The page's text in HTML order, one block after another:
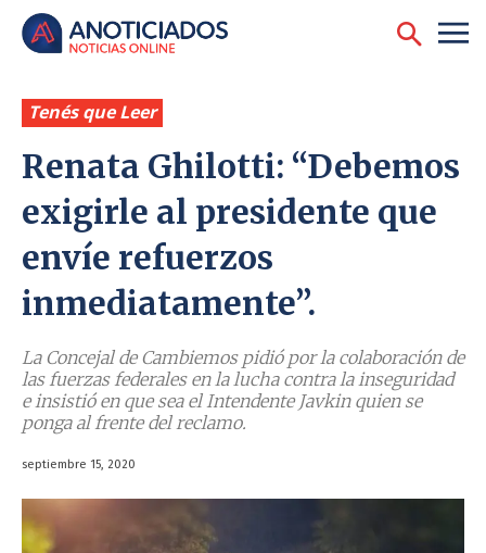
Tenés que Leer
Renata Ghilotti: “Debemos
exigirle al presidente que
envíe refuerzos
inmediatamente”.
La Concejal de Cambiemos pidió por la colaboración de
las fuerzas federales en la lucha contra la inseguridad
e insistió en que sea el Intendente Javkin quien se
ponga al frente del reclamo.
septiembre 15, 2020